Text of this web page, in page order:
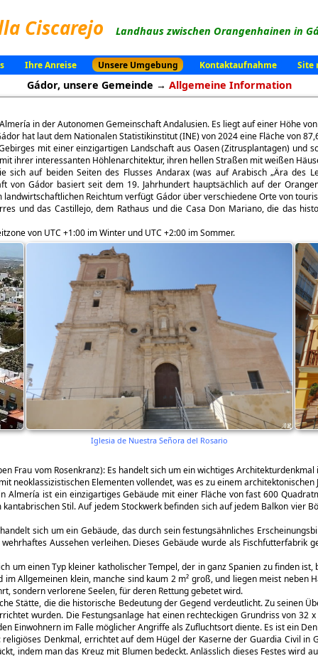
Ciscarejo Landhaus zwischen Orangenhainen in
Ihre Anreise Unsere Umgebung Kontaktaufnahme Site
Gádor, unsere Gemeinde → Allgemeine Information
in der Autonomen Gemeinschaft Andalusien. Es liegt auf einer Höhe
hat laut dem Nationalen Statistikinstitut (INE) von 2024 eine Fläche von
mit einer einzigartigen Landschaft aus Oasen (Zitrusplantagen) und
ihrer interessanten Höhlenarchitektur, ihren hellen Straßen mit weißen
sich auf beiden Seiten des Flusses Andarax (was auf Arabisch „Ära des
von Gádor basiert seit dem 19. Jahrhundert hauptsächlich auf der
Reichtum verfügt Gádor über verschiedene Orte von
und das Castillejo, dem Rathaus und die Casa Don Mariano, die das
von UTC +1:00 im Winter und UTC +2:00 im Sommer.
Iglesia de Nuestra Señora del Rosario
Frau vom Rosenkranz): Es handelt sich um ein wichtiges
neoklassizistischen Elementen vollendet, was es zu einem architektonischen
Almería ist ein einzigartiges Gebäude mit einer Fläche von fast 600
Stil. Auf jedem Stockwerk befinden sich auf jedem Balkon vier
sich um ein Gebäude, das durch sein festungsähnliches
Aussehen verleihen. Dieses Gebäude wurde als Fischfutterfabrik
um einen Typ kleiner katholischer Tempel, der in ganz Spanien zu finden
Allgemeinen klein, manche sind kaum 2 m² groß, und liegen meist
sondern verlorene Seelen, für deren Rettung gebetet wird.
Stätte, die die historische Bedeutung der Gegend verdeutlicht. Zu seinen
wurden. Die Festungsanlage hat einen rechteckigen Grundriss von 32
Einwohnern im Falle möglicher Angriffe als Zufluchtsort diente. Es ist ein
Denkmal, errichtet auf dem Hügel der Kaserne der Guardia Civil in
indem man das Kreuz mit Blumen bedeckt. Anlässlich dieses Festes wird